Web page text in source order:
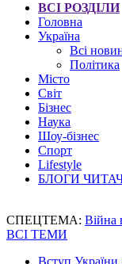
ВСІ РОЗДІЛИ
Головна
Україна
Всі
Політика
Місто
Світ
Бізнес
Наука
Шоу-бізнес
Спорт
Lifestyle
БЛОГИ
СПЕЦТЕМА: Війна
ВСІ ТЕМИ
Вступ